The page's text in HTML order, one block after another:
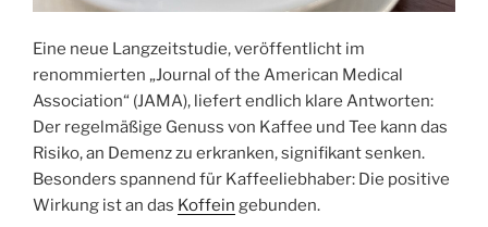
Eine neue Langzeitstudie, veröffentlicht im
renommierten „Journal of the American Medical
Association“ (JAMA), liefert endlich klare Antworten:
Der regelmäßige Genuss von Kaffee und Tee kann das
Risiko, an Demenz zu erkranken, signifikant senken.
Besonders spannend für Kaffeeliebhaber: Die positive
Wirkung ist an das Koffein gebunden.